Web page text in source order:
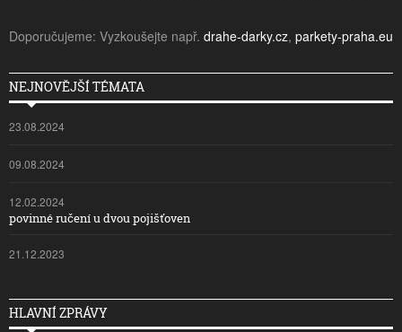
Doporučujeme: Vyzkoušejte např. drahe-darky.cz, parkety-praha.eu
NEJNOVĚJŠÍ TÉMATA
23.08.2024
09.08.2024
12.02.2024
povinné ručení u dvou pojišťoven
21.12.2023
HLAVNÍ ZPRÁVY